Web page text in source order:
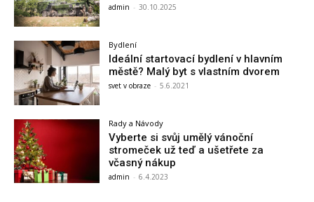
admin - 30.10.2025
Bydlení
Ideální startovací bydlení v hlavním
městě? Malý byt s vlastním dvorem
svet v obraze - 5.6.2021
Rady a Návody
Vyberte si svůj umělý vánoční
stromeček už teď a ušetřete za
včasný nákup
admin - 6.4.2023